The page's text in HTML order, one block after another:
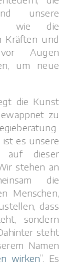
unsere
wie die
Kräften und
Augen
um neue
die Kunst
zu
es unsere
auf dieser
stehen an
die
Menschen,
dass
sondern
steht
Namen
wirken”. Es